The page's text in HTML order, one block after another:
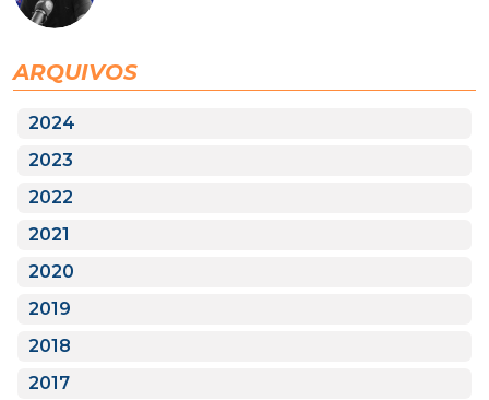
ARQUIVOS
2024
2023
2022
2021
2020
2019
2018
2017